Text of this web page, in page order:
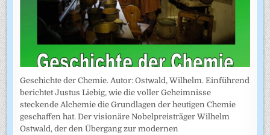
Geschichte der Chemie. Autor: Ostwald, Wilhelm. Einführend
berichtet Justus Liebig, wie die voller Geheimnisse
steckende Alchemie die Grundlagen der heutigen Chemie
geschaffen hat. Der visionäre Nobelpreisträger Wilhelm
Ostwald, der den Übergang zur modernen